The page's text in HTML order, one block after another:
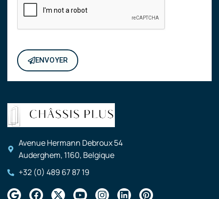
ENVOYER
Avenue Hermann Debroux 54
Auderghem, 1160, Belgique
+32 (0) 489 67 87 19